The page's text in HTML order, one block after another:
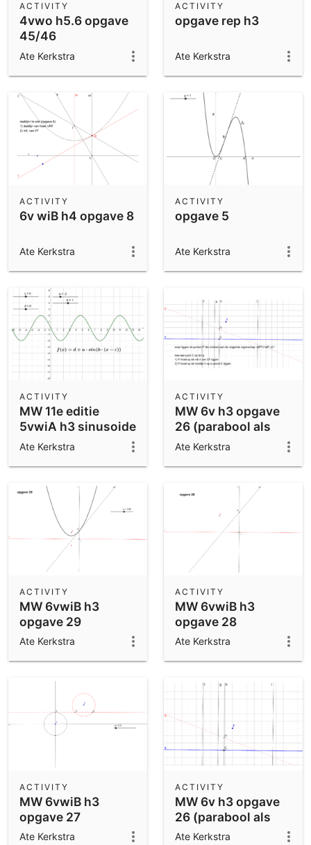
4vwo h5.6 opgave
45/46
ACTIVITY
Ate Kerkstra
opgave rep h3
ACTIVITY
Ate Kerkstra
6v wiB h4 opgave 8
ACTIVITY
Ate Kerkstra
opgave 5
ACTIVITY
Ate Kerkstra
MW 11e editie
5vwiA h3 sinusoide
ACTIVITY
Ate Kerkstra
MW 6v h3 opgave
26 (parabool als
meetkundige
ACTIVITY
Ate Kerkstra
MW 6vwiB h3
opgave 29
ACTIVITY
Ate Kerkstra
MW 6vwiB h3
opgave 28
ACTIVITY
Ate Kerkstra
MW 6vwiB h3
opgave 27
ACTIVITY
Ate Kerkstra
MW 6v h3 opgave
26 (parabool als
meetkundige
ACTIVITY
Ate Kerkstra